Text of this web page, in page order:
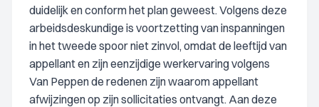
duidelijk en conform het plan geweest. Volgens deze
arbeidsdeskundige is voortzetting van inspanningen
in het tweede spoor niet zinvol, omdat de leeftijd van
appellant en zijn eenzijdige werkervaring volgens
Van Peppen de redenen zijn waarom appellant
afwijzingen op zijn sollicitaties ontvangt. Aan deze